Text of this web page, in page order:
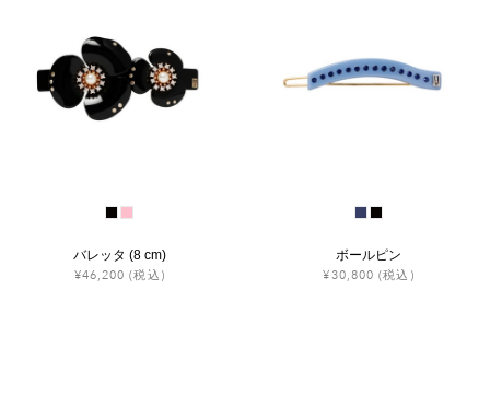
バレッタ (8 cm)
¥46,200 (税込)
ボールピン
¥30,800 (税込)